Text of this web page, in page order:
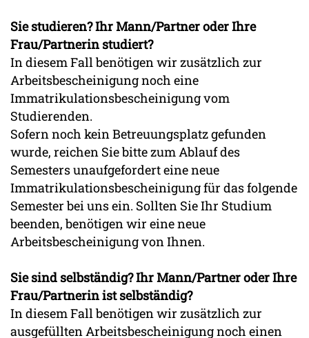
Sie studieren? Ihr Mann/Partner oder Ihre
Frau/Partnerin studiert?
In diesem Fall benötigen wir zusätzlich zur
Arbeitsbescheinigung noch eine
Immatrikulationsbescheinigung vom
Studierenden.
Sofern noch kein Betreuungsplatz gefunden
wurde, reichen Sie bitte zum Ablauf des
Semesters unaufgefordert eine neue
Immatrikulationsbescheinigung für das folgende
Semester bei uns ein. Sollten Sie Ihr Studium
beenden, benötigen wir eine neue
Arbeitsbescheinigung von Ihnen.
Sie sind selbständig? Ihr Mann/Partner oder Ihre
Frau/Partnerin ist selbständig?
In diesem Fall benötigen wir zusätzlich zur
ausgefüllten Arbeitsbescheinigung noch einen